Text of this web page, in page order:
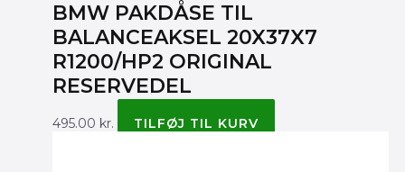
BMW PAKDÅSE TIL
BALANCEAKSEL 20X37X7
R1200/HP2 ORIGINAL
RESERVEDEL
495.00 kr. TILFØJ TIL KURV